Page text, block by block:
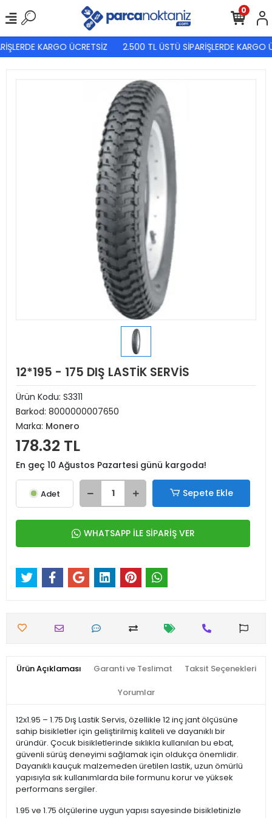
KARGO ÜCRETSİZ 2.500 TL ÜSTÜ SİPARİŞLERDE KARGO
0
12*195 - 175 DIŞ LASTİK SERVİS
Ürün Kodu: S3311
Barkod: 8000000007650
Marka: Monero
178.32 TL
En geç 10 Ağustos Pazartesi günü kargoda!
Adet Sepete Ekle
WHATSAPP İLE SİPARİŞ VER
Ürün Açıklaması Garanti ve Teslimat Taksit Seçenekleri
Yorumlar
12x1.95 – 1.75 Dış Lastik Servis, özellikle 12 inç jant ölçüsüne
sahip bisikletler için geliştirilmiş kaliteli ve dayanıklı bir
üründür. Çocuk bisikletlerinde sıklıkla kullanılan bu ebat,
güvenli sürüş deneyimi sağlamak için oldukça önemlidir.
Dayanıklı kauçuk malzemeden üretilen lastik, uzun ömürlü
yapısıyla sık kullanımlarda bile formunu korur ve yüksek
performans sergiler.
1.95 ve 1.75 ölçülerine uygun yapısı sayesinde bisikletinizle